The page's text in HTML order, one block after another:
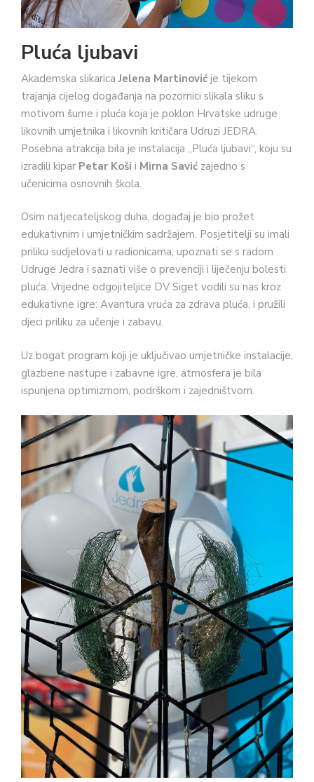
Pluća ljubavi
Akademska slikaricaJelena Martinović je tijekom
trajanja cijelog događanja na pozornici slikala sliku s
motivom šume i pluća koja je poklon Hrvatske udruge
likovnih umjetnika i likovnih kritičara Udruzi JEDRA.
Posebna atrakcija bila je instalacija „Pluća ljubavi“, koju su
izradili kipar Petar Koši i Mirna Savić zajedno s
učenicima osnovnih škola.
Osim natjecateljskog duha, događaj je bio prožet
edukativnim i umjetničkim sadržajem. Posjetitelji su imali
priliku sudjelovati u radionicama, upoznati se s radom
Udruge Jedra i saznati više o prevenciji i liječenju bolesti
pluća. Vrijedne odgojiteljice DV Siget vodili su nas kroz
edukativne igre: Avantura vruća za zdrava pluća, i pružili
djeci priliku za učenje i zabavu.
Uz bogat program koji je uključivao umjetničke instalacije,
glazbene nastupe i zabavne igre, atmosfera je bila
ispunjena optimizmom, podrškom i zajedništvom.